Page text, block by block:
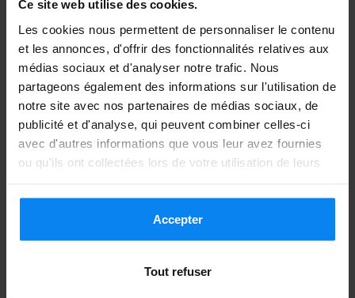
Ce site web utilise des cookies.
Les cookies nous permettent de personnaliser le contenu
et les annonces, d'offrir des fonctionnalités relatives aux
médias sociaux et d'analyser notre trafic. Nous
partageons également des informations sur l'utilisation de
notre site avec nos partenaires de médias sociaux, de
publicité et d'analyse, qui peuvent combiner celles-ci
avec d'autres informations que vous leur avez fournies
ou qu'ils ont collectées lors de votre utilisation de leurs
Accepter
Tout refuser
en Allemagne. Une semaine de
stationnement au sein de ces deux
aéroports vous revient en effet à environ
199 euros. Aux États-Unis, c’est l’aéroport
international de Logan, à Boston, qui
remporte la sixième place du classement
mondial. Une place de parking dans cet
aéroport coûte environ 186 euros la
suisse de Zurich offre lui aussi une place de